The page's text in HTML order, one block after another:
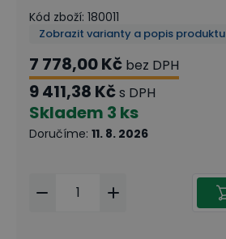
Kód zboží: 180011
Zobrazit varianty a popis produktu
7 778,00 Kč bez DPH
9 411,38 Kčs DPH
Skladem 3 ks
Doručíme: 11. 8. 2026